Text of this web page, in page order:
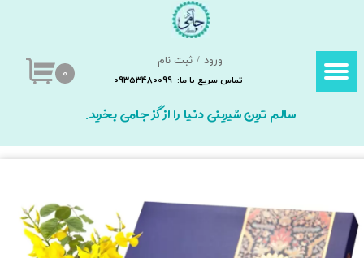
ورود / ثبت نام
تغییر گذر واژه
خروج از حساب کاربری
تماس سریع با ما: 09353480099 ۰
سالم ترین شیرینی دنیا را از گز جامی بخرید.